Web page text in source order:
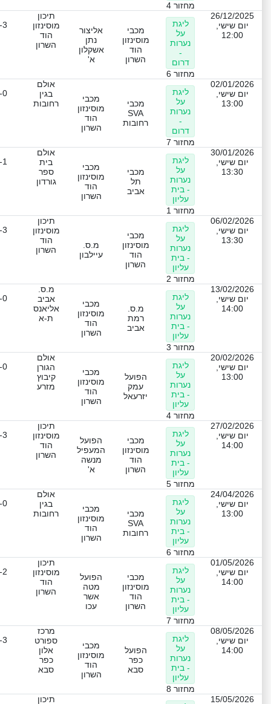
מחזור 4
26/12/2025
יום שישי,
12:00
ליגת
על
נערות
-
דרום
מחזור 6
מכבי
מוסינזון
הוד
השרון
אליצור
נתן
אשקלון
א'
תיכון
מוסינזון
הוד
השרון
3
02/01/2026
יום שישי,
13:00
ליגת
על
נערות
-
דרום
מחזור 7
מכבי
SVA
רחובות
מכבי
מוסינזון
הוד
השרון
אולם
בגין
רחובות
0
30/01/2026
יום שישי,
13:30
ליגת
על
נערות
- בית
עליון
מחזור 1
מכבי
תל
אביב
מכבי
מוסינזון
הוד
השרון
אולם
בית
ספר
גורדון
1
06/02/2026
יום שישי,
13:30
ליגת
על
נערות
- בית
עליון
מחזור 2
מכבי
מוסינזון
הוד
השרון
מ.ס.
עיילבון
תיכון
מוסינזון
הוד
השרון
3
13/02/2026
יום שישי,
14:00
ליגת
על
נערות
- בית
עליון
מחזור 3
מ.ס.
רמת
אביב
מכבי
מוסינזון
הוד
השרון
מ.ס.
אביב
אליאנס
ת-א
0
20/02/2026
יום שישי,
13:00
ליגת
על
נערות
- בית
עליון
מחזור 4
הפועל
עמק
יזרעאל
מכבי
מוסינזון
הוד
השרון
אולם
הגורן
קיבוץ
מזרע
0
27/02/2026
יום שישי,
14:00
ליגת
על
נערות
- בית
עליון
מחזור 5
מכבי
מוסינזון
הוד
השרון
הפועל
המעפיל
מנשה
א'
תיכון
מוסינזון
הוד
השרון
3
24/04/2026
יום שישי,
13:00
ליגת
על
נערות
- בית
עליון
מחזור 6
מכבי
SVA
רחובות
מכבי
מוסינזון
הוד
השרון
אולם
בגין
רחובות
0
01/05/2026
יום שישי,
14:00
ליגת
על
נערות
- בית
עליון
מחזור 7
מכבי
מוסינזון
הוד
השרון
הפועל
מטה
אשר
עכו
תיכון
מוסינזון
הוד
השרון
2
08/05/2026
יום שישי,
14:00
ליגת
על
נערות
- בית
עליון
מחזור 8
הפועל
כפר
סבא
מכבי
מוסינזון
הוד
השרון
מרכז
ספורט
אלון
כפר
סבא
3
15/05/2026
תיכון